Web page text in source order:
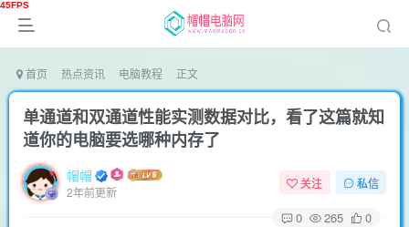
首页 热点资讯 电脑教程 正文
单通道和双通道性能实测数据对比，看了这篇就知
道你的电脑要选哪种内存了
帽帽
2年前更新
关注 私信
0 265 0